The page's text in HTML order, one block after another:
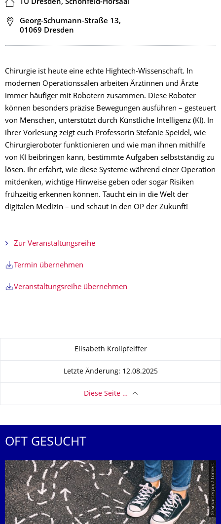
Ort
TU Dresden, Schönfeld-Hörsaal
Adresse
Georg-Schumann-Straße 13,
01069 Dresden
Chirurgie ist heute eine echte Hightech-Wissenschaft. In
modernen Operationssälen arbeiten Ärztinnen und Ärzte
immer häufiger mit Robotern zusammen. Diese Roboter
können besonders präzise Bewegungen ausführen – gesteuert
von Menschen, unterstützt durch Künstliche Intelligenz (KI). In
ihrer Vorlesung zeigt euch Professorin Stefanie Speidel, wie
Chirurgieroboter funktionieren und wie man ihnen mithilfe
von KI beibringen kann, bestimmte Aufgaben selbstständig zu
lösen. Ihr erfahrt, wie diese Systeme während einer Operation
mitdenken, wichtige Hinweise geben oder sogar Risiken
frühzeitig erkennen können. Taucht ein in die Welt der
digitalen Medizin – und schaut in den OP der Zukunft!
Zur Veranstaltungsreihe
Termin übernehmen
Veranstaltungsreihe übernehmen
Zu dieser SeiteElisabeth Krollpfeiffer
Letzte Änderung: 12.08.2025
Diese Seite …
OFT GESUCHT
© Smarterpix / tomert